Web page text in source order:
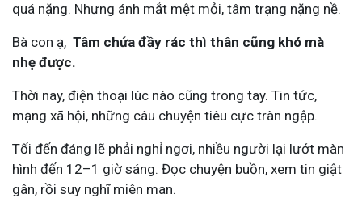
quá nặng. Nhưng ánh mắt mệt mỏi, tâm trạng nặng nề.
Bà con ạ, Tâm chứa đầy rác thì thân cũng khó mà
nhẹ được.
Thời nay, điện thoại lúc nào cũng trong tay. Tin tức,
mạng xã hội, những câu chuyện tiêu cực tràn ngập.
Tối đến đáng lẽ phải nghỉ ngơi, nhiều người lại lướt màn
hình đến 12–1 giờ sáng. Đọc chuyện buồn, xem tin giật
gân, rồi suy nghĩ miên man.